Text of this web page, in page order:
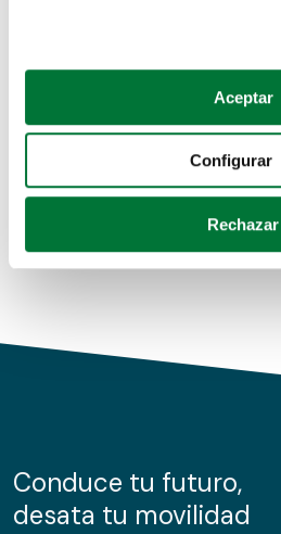
Si lo permite, también
Recopilar información sobre
Identificar su dispositivo
para buscar características
Obtenga más información sobre
de cookies.
información sobre el uso que
nuestros partners de redes
Aceptar
Configurar
Rechazar
Coches de segunda mano
Coches de km0
Conduce tu futuro,
desata tu movilidad